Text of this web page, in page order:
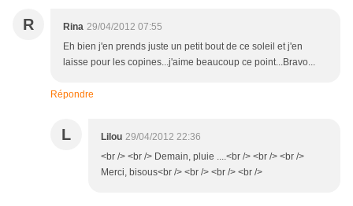
R Rina 29/04/2012 07:55
Eh bien j'en prends juste un petit bout de ce soleil et j'en
laisse pour les copines...j'aime beaucoup ce point...Bravo...
Répondre
L Lilou 29/04/2012 22:36
<br /> <br /> Demain, pluie ....<br /> <br /> <br />
Merci, bisous<br /> <br /> <br /> <br />